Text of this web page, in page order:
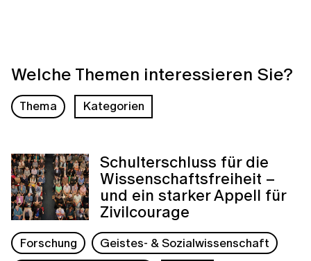
Welche Themen interessieren Sie?
Thema Kategorien
Schulterschluss für die
Wissenschaftsfreiheit –
und ein starker Appell für
Zivilcourage
Forschung
Geistes- & Sozialwissenschaft